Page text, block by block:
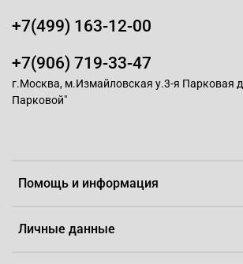
Помощь и информация
Личные данные
+7(499) 163-12-00
+7(906) 719-33-47
г.Москва, м.Измайловская у.3-я Парковая
Парковой"